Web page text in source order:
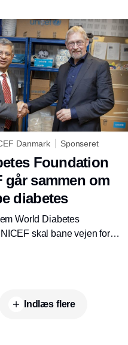
området kronisk
store dele af verden, viser
Danmark Sponseret
Foundation
går sammen om
diabetes
World Diabetes
skal bane vejen for
Indlæs flere